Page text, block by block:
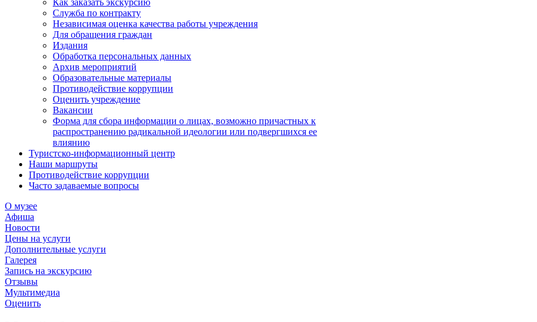
Как заказать экскурсию
Служба по контракту
Независимая оценка качества работы учреждения
Для обращения граждан
Издания
Обработка персональных данных
Архив мероприятий
Образовательные материалы
Противодействие коррупции
Оценить учреждение
Вакансии
Форма для сбора информации о лицах, возможно причастных к
распространению радикальной идеологии или подвергшихся ее
влиянию
Туристско-информационный центр
Наши маршруты
Противодействие коррупции
Часто задаваемые вопросы
О музее
Афиша
Новости
Цены на услуги
Дополнительные услуги
Галерея
Запись на экскурсию
Отзывы
Мультимедиа
Оценить